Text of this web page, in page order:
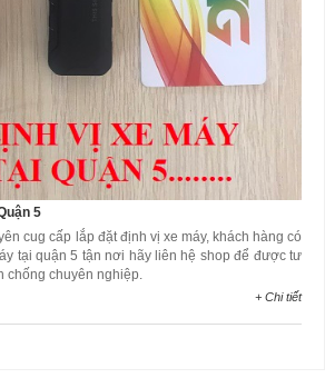
5
cug cấp lắp đặt định vị xe máy, khách hàng có
tại quận 5 tận nơi hãy liên hệ shop để được tư
chống chuyên nghiệp.
+ Chi tiết